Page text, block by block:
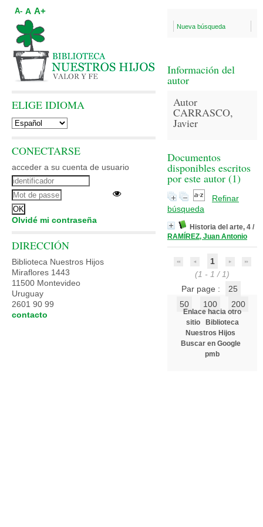
Nueva búsqueda
Información del
autor
Autor
CARRASCO,
Javier
Documentos
disponibles escritos
por este autor (1)
Refinar
búsqueda
Historia del arte, 4 /
RAMÍREZ, Juan Antonio
1
(1 - 1 / 1)
Par page :
25
50
100 200
Enlace hacia otro
sitio
Biblioteca
Nuestros Hijos
Buscar en Google
pmb
A- A A+
ELIGE IDIOMA
CONECTARSE
acceder a su cuenta de usuario
Olvidé mi contraseña
DIRECCIÓN
Biblioteca Nuestros Hijos
Miraflores 1443
11500 Montevideo
Uruguay
2601 90 99
contacto